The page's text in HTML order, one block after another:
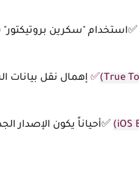
✅استخدام "سكرين
✅ إهمال نقل بيانات
✅أحياناً يكون الإصدار